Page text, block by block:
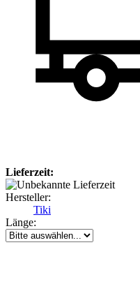
Lieferzeit:
Hersteller:
Tiki
Länge: